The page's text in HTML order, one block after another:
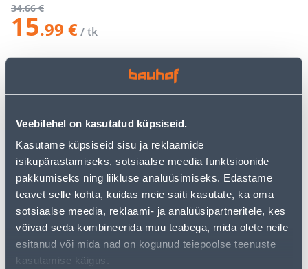
Veebilehel on kasutatud küpsiseid.
Kasutame küpsiseid sisu ja reklaamide
isikupärastamiseks, sotsiaalse meedia funktsioonide
pakkumiseks ning liikluse analüüsimiseks. Edastame
teavet selle kohta, kuidas meie saiti kasutate, ka oma
sotsiaalse meedia, reklaami- ja analüüsipartneritele, kes
võivad seda kombineerida muu teabega, mida olete neile
esitanud või mida nad on kogunud teiepoolse teenuste
kasutamise käigus.
34.66 €
15.99 €/ tk
LISA OSTUKORVI
Vaata saadavust
• Lillekast mõõtmetega 78,5 x 38,5 x 34 cm.
• Komplektis alus.
• Sobib kasutamiseks välistingimustes, vastupidav nii
madalatele kui ka kõrgematele temperatuuridele.
• 14-päevane tagastusõigus